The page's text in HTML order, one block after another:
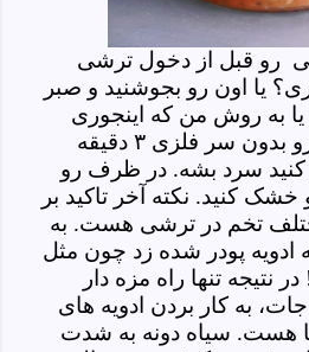
رو قبل از دخول ترشی
یا اون رو بجوشنید و صبر
به روش من که اینجوری
هست: ظرف خالی رو بدون سر فلزی ۳ دقیقه
کنید سرد بشه. در ظرف رو
کنید. نکته آخر تاکید بر
تخم در ترشی هست. به
پودر شده زد چون مثل
تنها راه مزه دار
به کار بردن ادویه های
هست. سیاه دونه به شدت